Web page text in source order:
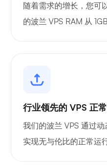
波特纳
随着需求的增长，您可
的波兰 VPS RAM 从
行业领先的 VPS 正
我们的波兰 VPS 通过
实现无与伦比的正常运